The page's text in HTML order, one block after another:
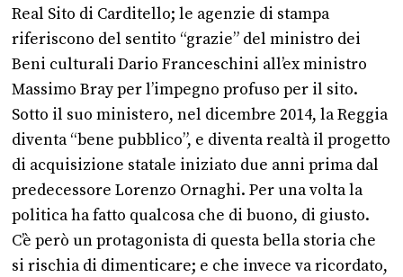
Real Sito di Carditello; le agenzie di stampa
riferiscono del sentito “grazie” del ministro dei
Beni culturali Dario Franceschini all’ex ministro
Massimo Bray per l’impegno profuso per il sito.
Sotto il suo ministero, nel dicembre 2014, la Reggia
diventa “bene pubblico”, e diventa realtà il progetto
di acquisizione statale iniziato due anni prima dal
predecessore Lorenzo Ornaghi. Per una volta la
politica ha fatto qualcosa che di buono, di giusto.
C’è però un protagonista di questa bella storia che
si rischia di dimenticare; e che invece va ricordato,